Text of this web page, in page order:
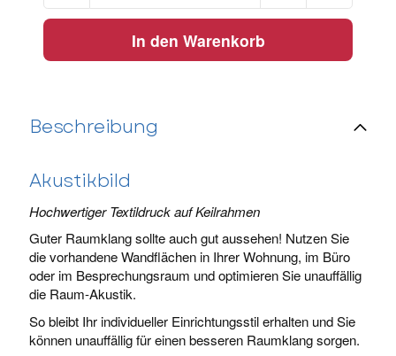
In den Warenkorb
Beschreibung
Akustikbild
Hochwertiger Textildruck auf Keilrahmen
Guter Raumklang sollte auch gut aussehen! Nutzen Sie
die vorhandene Wandflächen in Ihrer Wohnung, im Büro
oder im Besprechungsraum und optimieren Sie unauffällig
die Raum-Akustik.
So bleibt Ihr individueller Einrichtungsstil erhalten und Sie
können unauffällig für einen besseren Raumklang sorgen.